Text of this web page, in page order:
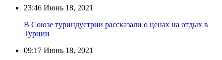
23:46 Июнь 18, 2021
В Союзе туриндустрии рассказали о ценах на отдых в
Турции
09:17 Июнь 18, 2021